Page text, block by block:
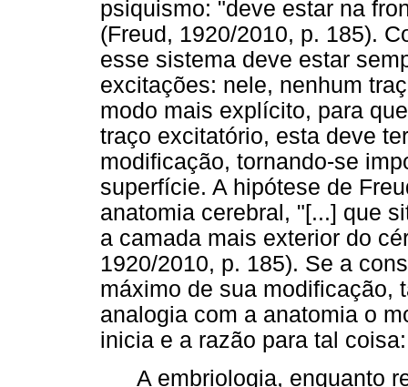
psiquismo: "deve estar na
(Freud, 1920/2010, p. 185).
esse sistema deve estar
excitações: nele, nenhum
modo mais explícito, para
traço excitatório, esta deve
modificação, tornando-se
superfície. A hipótese de
anatomia cerebral, "[...] que
a camada mais exterior do
1920/2010, p. 185). Se a
máximo de sua modificação,
analogia com a anatomia o
inicia e a razão para tal coisa:
A embriologia, enquanto